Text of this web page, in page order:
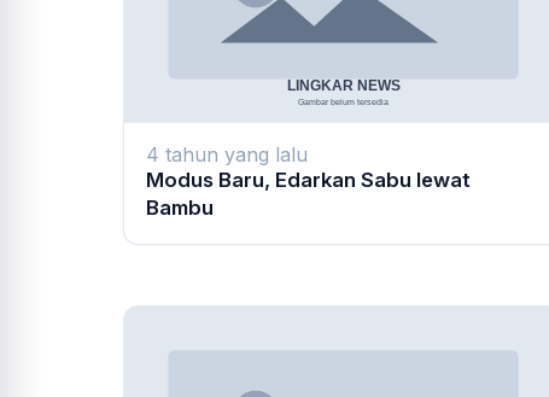
4 tahun yang lalu
Modus Baru, Edarkan Sabu lewat
Bambu